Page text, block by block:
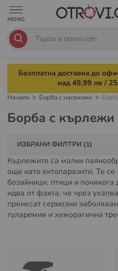
Безплатна доставка до
над 49,99 лв /
Начало Борба с насекоми
Борба с кърлежи
Средства за
Кърлежите са малки
още като ектопаразити. Те
бозайници, птици и понякога
идва от факта, че чрез
пренесат сериозни
туларемия и хеморагична
ИЗБРАНИ ФИЛТРИ